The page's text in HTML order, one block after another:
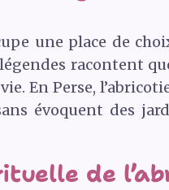
une place de
racontent
En Perse,
évoquent des
de